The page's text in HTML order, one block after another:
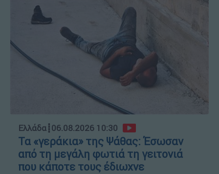
Ελλάδα┋06.08.2026 10:30
Τα «γεράκια» της Ψάθας: Έσωσαν
από τη μεγάλη φωτιά τη γειτονιά
που κάποτε τους έδιωχνε